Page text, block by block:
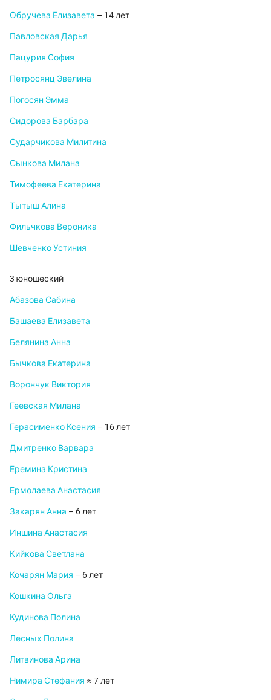
Обручева Елизавета – 14 лет
Павловская Дарья
Пацурия София
Петросянц Эвелина
Погосян Эмма
Сидорова Барбара
Сударчикова Милитина
Сынкова Милана
Тимофеева Екатерина
Тытыш Алина
Фильчкова Вероника
Шевченко Устиния
3 юношеский
Абазова Сабина
Башаева Елизавета
Белянина Анна
Бычкова Екатерина
Ворончук Виктория
Геевская Милана
Герасименко Ксения – 16 лет
Дмитренко Варвара
Еремина Кристина
Ермолаева Анастасия
Закарян Анна – 6 лет
Иншина Анастасия
Кийкова Светлана
Кочарян Мария – 6 лет
Кошкина Ольга
Кудинова Полина
Лесных Полина
Литвинова Арина
Нимира Стефания ≈ 7 лет